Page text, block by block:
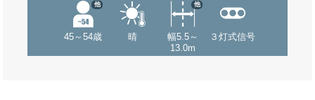
45～54歳
他
晴
幅5.5～
13.0m
他
３灯式信号